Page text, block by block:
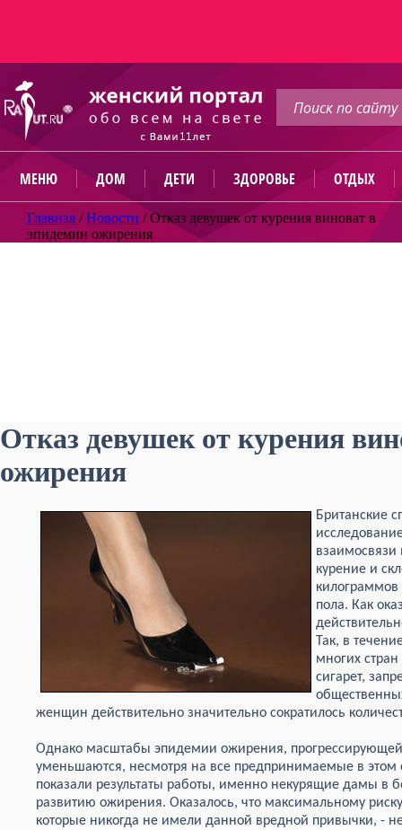
МЕНЮ ДОМ ДЕТИ ЗДОРОВЬЕ ОТДЫХ
Главная /Новости /Отказ девушек от курения виноват в
эпидемии ожирения
Отказ девушек от курения
ожирения
Британские
курение и
килограммов
пола. Как
Так, в
многих
сигарет,
женщин действительно значительно сократилось
Однако масштабы эпидемии ожирения,
уменьшаются, несмотря на все предпринимаемые в
показали результаты работы, именно некурящие дамы в
развитию ожирения. Оказалось, что максимальному
которые никогда не имели данной вредной привычки, -